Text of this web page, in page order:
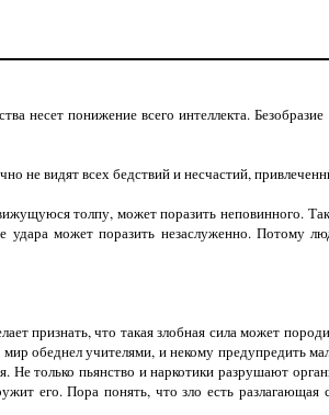
понижение всего интеллекта. Безобразие
не видят всех бедствий и несчастий,
толпу, может поразить неповинного.
удара может поразить незаслуженно. Потому
признать, что такая злобная сила может
мир обеднел учителями, и некому предупредить
только пьянство и наркотики разрушают
его. Пора понять, что зло есть разлагающая